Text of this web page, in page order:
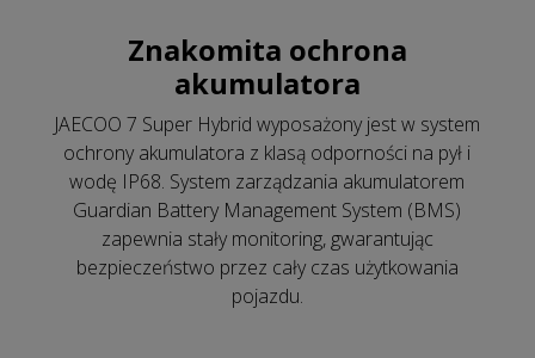
Znakomita ochrona
akumulatora
JAECOO 7 Super Hybrid wyposażony jest w system
ochrony akumulatora z klasą odporności na pył i
wodę IP68. System zarządzania akumulatorem
Guardian Battery Management System (BMS)
zapewnia stały monitoring, gwarantując
bezpieczeństwo przez cały czas użytkowania
pojazdu.